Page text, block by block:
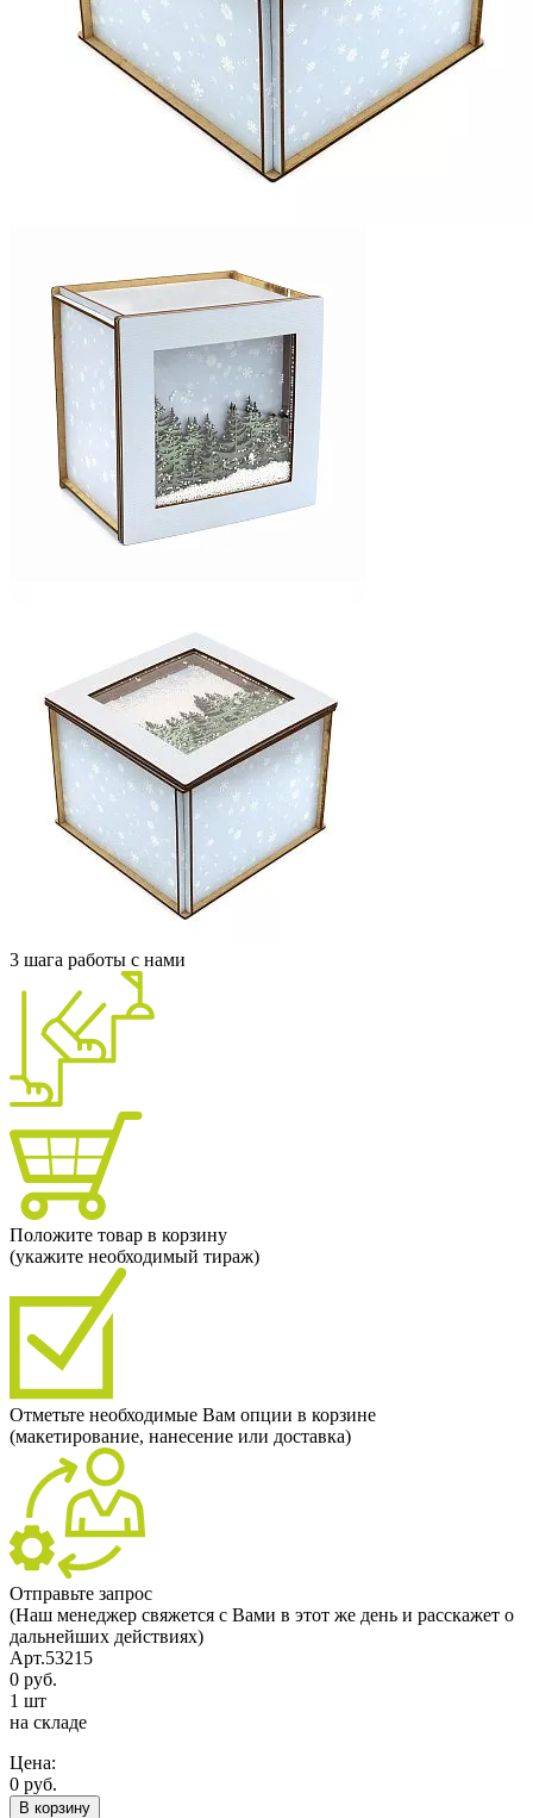
3 шага работы с нами
Положите товар в корзину
(укажите необходимый тираж)
Отметьте необходимые Вам опции в корзине
(макетирование, нанесение или доставка)
Отправьте запрос
(Наш менеджер свяжется с Вами в этот же день и расскажет о
дальнейших действиях)
Арт.53215
0 руб.
1 шт
на складе
Цена:
0 руб.
В корзину